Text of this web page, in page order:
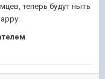
теперь будут ныть